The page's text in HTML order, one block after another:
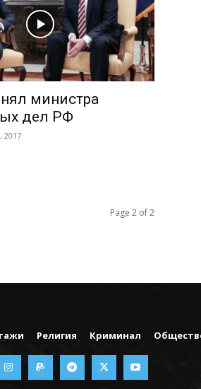
министра
дел РФ
2017
Page 2 of 2
Религия Криминал